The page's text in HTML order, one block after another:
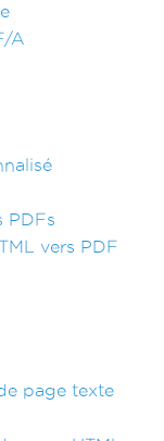
A
PDFs
vers PDF
page texte